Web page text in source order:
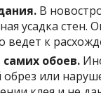
В
усадка
ведет к
обоев.
или